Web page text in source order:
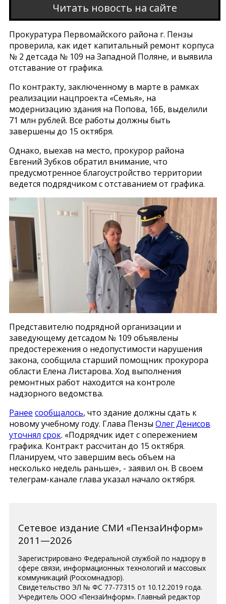
Читать новость на сайте
Прокуратура Первомайского района г. Пензы
проверила, как идет капитальный ремонт корпуса
№ 2 детсада № 109 на Западной Поляне, и выявила
отставание от графика.
По контракту, заключенному в марте в рамках
реализации нацпроекта «Семья», на
модернизацию здания на Попова, 16Б, выделили
71 млн рублей. Все работы должны быть
завершены до 15 октября.
Однако, выехав на место, прокурор района
Евгений Зубков обратил внимание, что
предусмотренное благоустройство территории
ведется подрядчиком с отставанием от графика.
Представителю подрядной организации и
заведующему детсадом № 109 объявлены
предостережения о недопустимости нарушения
закона, сообщила старший помощник прокурора
области Елена Листарова. Ход выполнения
ремонтных работ находится на контроле
надзорного ведомства.
Ранее сообщалось, что здание должны сдать к
новому учебному году. Глава Пензы Олег Денисов
уточнял срок. «Подрядчик идет с опережением
графика. Контракт рассчитан до 15 октября.
Планируем, что завершим весь объем на
несколько недель раньше», - заявил он. В своем
телеграм-канале глава указал начало октября.
Сетевое издание СМИ «ПензаИнформ»
2011—2026
Зарегистрировано Федеральной службой по надзору в
сфере связи, информационных технологий и массовых
коммуникаций (Роскомнадзор).
Свидетельство ЭЛ № ФС 77-77315 от 10.12.2019 года.
Учредитель ООО «ПензаИнформ». Главный редактор